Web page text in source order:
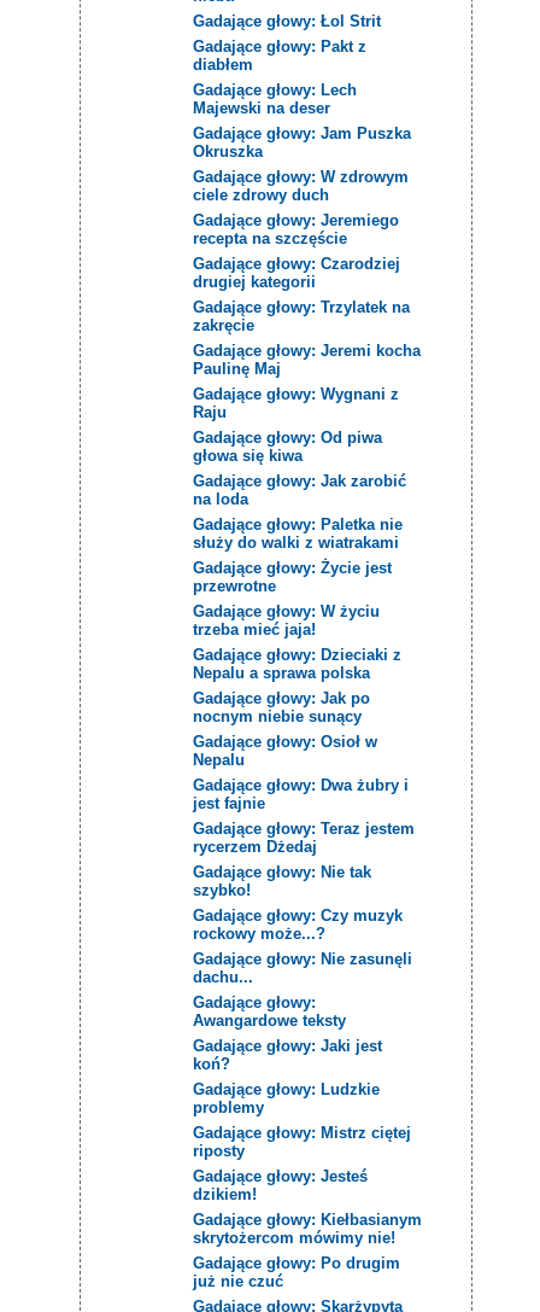
Gadające głowy: Łol Strit
Gadające głowy: Pakt z
diabłem
Gadające głowy: Lech
Majewski na deser
Gadające głowy: Jam Puszka
Okruszka
Gadające głowy: W zdrowym
ciele zdrowy duch
Gadające głowy: Jeremiego
recepta na szczęście
Gadające głowy: Czarodziej
drugiej kategorii
Gadające głowy: Trzylatek na
zakręcie
Gadające głowy: Jeremi kocha
Paulinę Maj
Gadające głowy: Wygnani z
Raju
Gadające głowy: Od piwa
głowa się kiwa
Gadające głowy: Jak zarobić
na loda
Gadające głowy: Paletka nie
służy do walki z wiatrakami
Gadające głowy: Życie jest
przewrotne
Gadające głowy: W życiu
trzeba mieć jaja!
Gadające głowy: Dzieciaki z
Nepalu a sprawa polska
Gadające głowy: Jak po
nocnym niebie sunący
Gadające głowy: Osioł w
Nepalu
Gadające głowy: Dwa żubry i
jest fajnie
Gadające głowy: Teraz jestem
rycerzem Dżedaj
Gadające głowy: Nie tak
szybko!
Gadające głowy: Czy muzyk
rockowy może...?
Gadające głowy: Nie zasunęli
dachu...
Gadające głowy:
Awangardowe teksty
Gadające głowy: Jaki jest
koń?
Gadające głowy: Ludzkie
problemy
Gadające głowy: Mistrz ciętej
riposty
Gadające głowy: Jesteś
dzikiem!
Gadające głowy: Kiełbasianym
skrytożercom mówimy nie!
Gadające głowy: Po drugim
już nie czuć
Gadające głowy: Skarżypyta